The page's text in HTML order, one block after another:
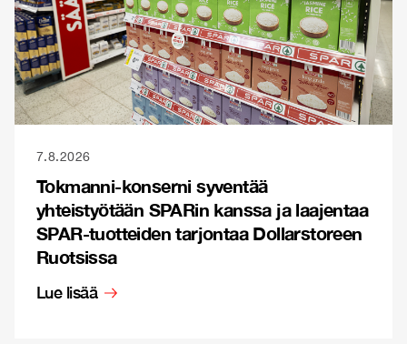
7.8.2026
Tokmanni-konserni syventää
yhteistyötään SPARin kanssa ja laajentaa
SPAR-tuotteiden tarjontaa Dollarstoreen
Ruotsissa
Lue lisää